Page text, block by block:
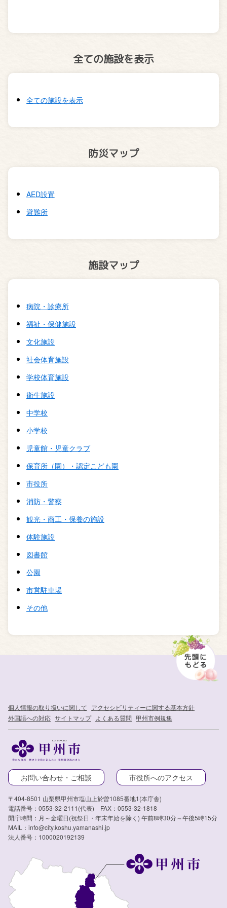
全ての施設を表示
全ての施設を表示
防災マップ
AED設置
避難所
施設マップ
病院・診療所
福祉・保健施設
文化施設
社会体育施設
学校体育施設
衛生施設
中学校
小学校
児童館・児童クラブ
保育所（園）・認定こども園
市役所
消防・警察
観光・商工・保養の施設
体験施設
図書館
公園
市営駐車場
その他
個人情報の取り扱いに関して アクセシビリティーに関する基本方針
外国語への対応 サイトマップ よくある質問 甲州市例規集
お問い合わせ・ご相談 市役所へのアクセス
〒404-8501 山梨県甲州市塩山上於曽1085番地1(本庁舎)
電話番号：0553-32-2111(代表) FAX：0553-32-1818
開庁時間：月～金曜日(祝祭日・年末年始を除く) 午前8時30分～午後5時15分
MAIL：info@city.koshu.yamanashi.jp
法人番号：1000020192139